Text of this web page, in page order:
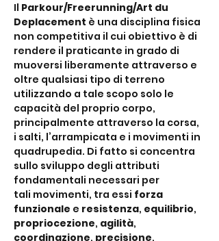
Il Parkour/Freerunning/Art du
Deplacement è una disciplina fisica
non competitiva il cui obiettivo è di
rendere il praticante in grado di
muoversi liberamente attraverso e
oltre qualsiasi tipo di terreno
utilizzando a tale scopo solo le
capacità del proprio corpo,
principalmente attraverso la corsa,
i salti, l’arrampicata e i movimenti in
quadrupedia. Di fatto si concentra
sullo sviluppo degli attributi
fondamentali necessari per
tali movimenti, tra essi forza
funzionale e resistenza, equilibrio,
propriocezione, agilità,
coordinazione, precisione,